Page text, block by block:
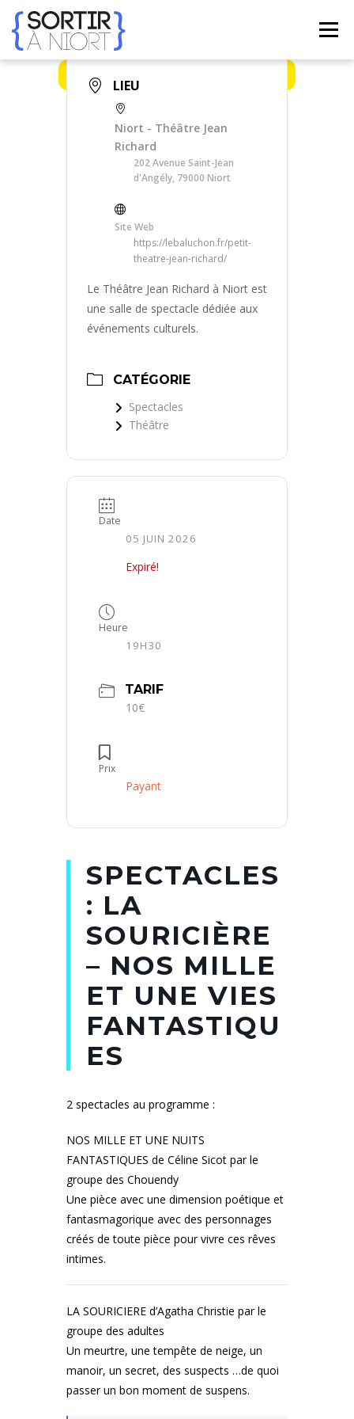
contenu
Menu
ACCUEIL AGENDA LIEUX
CONTACT
LIEU
Niort - Théâtre Jean
Richard
202 Avenue Saint-Jean
d'Angély, 79000 Niort
Site Web
https://lebaluchon.fr/petit-
theatre-jean-richard/
Le Théâtre Jean Richard à Niort est
une salle de spectacle dédiée aux
événements culturels.
CATÉGORIE
Spectacles
Théâtre
Date
05 JUIN 2026
Expiré!
Heure
19H30
TARIF
10€
Prix
Payant
SPECTACLES
: LA
SOURICIÈRE
– NOS MILLE
ET UNE VIES
FANTASTIQU
ES
2 spectacles au programme :
NOS MILLE ET UNE NUITS
FANTASTIQUES de Céline Sicot par le
groupe des Chouendy
Une pièce avec une dimension poétique et
fantasmagorique avec des personnages
créés de toute pièce pour vivre ces rêves
intimes.
LA SOURICIERE d’Agatha Christie par le
groupe des adultes
Un meurtre, une tempête de neige, un
manoir, un secret, des suspects …de quoi
passer un bon moment de suspens.